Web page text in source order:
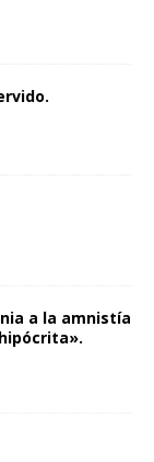
a la amnistía